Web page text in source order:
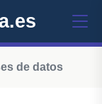
de datos